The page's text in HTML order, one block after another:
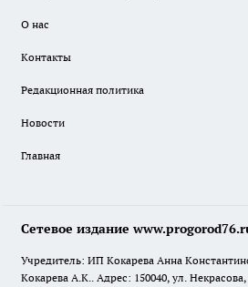
О нас
Контакты
Редакционная политика
Новости
Главная
Сетевое издание
Учредитель: ИП Кокарева Анна
Кокарева А.К.. Адрес: 150040, ул.